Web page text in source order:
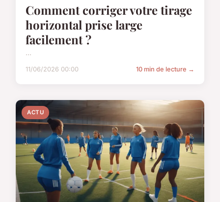
Comment corriger votre tirage
horizontal prise large
facilement ?
...
11/06/2026 00:00 10 min de lecture →
ACTU